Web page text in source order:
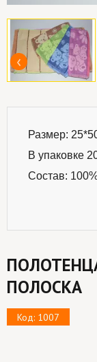
Размер:
В упаковке
Состав:
ПОЛОСКА
Код: 1007